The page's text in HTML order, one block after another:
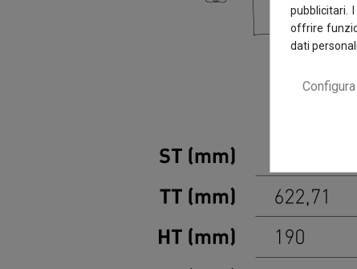
pubblicitari.
offrire
dati
Configura